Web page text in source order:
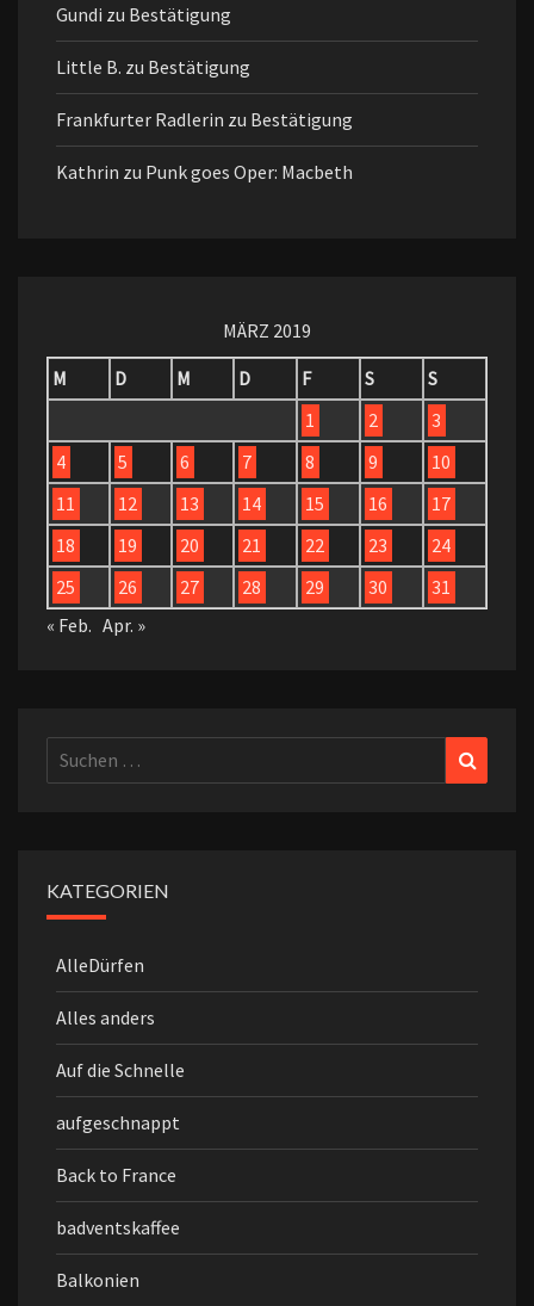
Gundi zu Bestätigung
Little B. zu Bestätigung
Frankfurter Radlerin zu Bestätigung
Kathrin zu Punk goes Oper: Macbeth
MÄRZ 2019
M
D M D F S
S
1
2
3
4
5 6 7 8 9
10
11
12 13 14 15 16
17
18
19 20 21 22 23
24
25
26 27 28 29 30
31
« Feb. Apr. »
Suchen
nach:
KATEGORIEN
AlleDürfen
Alles anders
Auf die Schnelle
aufgeschnappt
Back to France
badventskaffee
Balkonien